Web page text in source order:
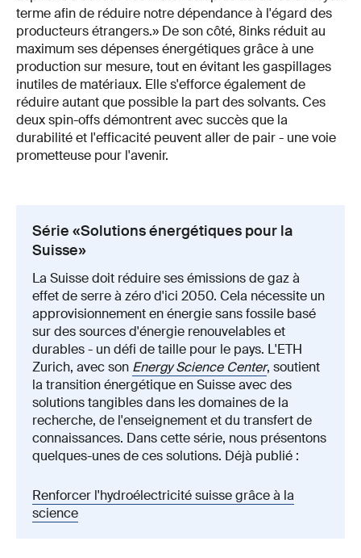
terme afin de réduire notre dépendance à l'égard des
producteurs étrangers.» De son côté, 8inks réduit au
maximum ses dépenses énergétiques grâce à une
production sur mesure, tout en évitant les gaspillages
inutiles de matériaux. Elle s'efforce également de
réduire autant que possible la part des solvants. Ces
deux spin-offs démontrent avec succès que la
durabilité et l'efficacité peuvent aller de pair - une voie
prometteuse pour l'avenir.
Série «Solutions énergétiques pour la
Suisse»
La Suisse doit réduire ses émissions de gaz à
effet de serre à zéro d'ici 2050. Cela nécessite un
approvisionnement en énergie sans fossile basé
sur des sources d'énergie renouvelables et
durables - un défi de taille pour le pays. L'ETH
Zurich, avec son Energy Science Center, soutient
la transition énergétique en Suisse avec des
solutions tangibles dans les domaines de la
recherche, de l'enseignement et du transfert de
connaissances. Dans cette série, nous présentons
quelques-unes de ces solutions. Déjà publié :
Renforcer l'hydroélectricité suisse grâce à la
science